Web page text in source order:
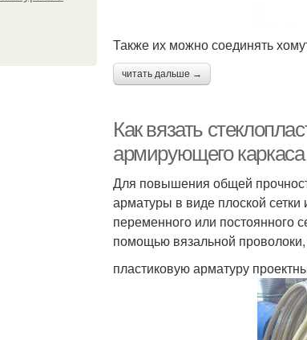
Также их можно соединять
читать дальше →
Как вязать
армирующего каркаса
Для повышения общей
арматуры в виде плоской сетки
переменного или постоянного
помощью вязальной
пластиковую арматуру